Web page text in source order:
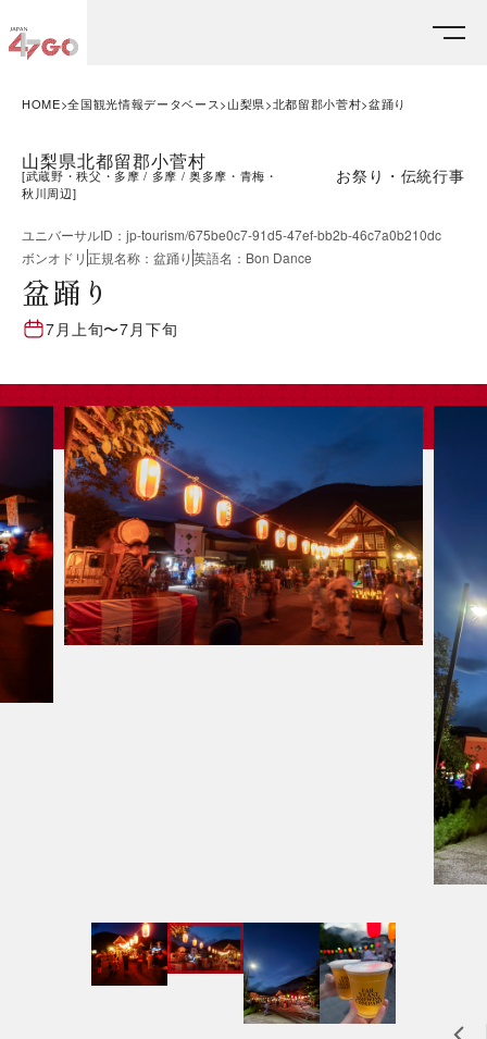
HOME 全国観光情報データベース 山梨県 北都留郡小菅村 盆踊り
山梨県北都留郡小菅村
[武蔵野・秩父・多摩 多摩
奥多摩・青梅・
秋川周辺]
お祭り・伝統行事
ユニバーサルID ： jp-tourism/675be0c7-91d5-47ef-bb2b-46c7a0b210dc
ボンオドリ 正規名称 ： 盆踊り 英語名 ： Bon Dance
盆踊り
7月上旬〜7月下旬